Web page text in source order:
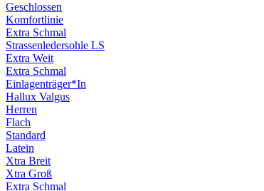
Geschlossen
Komfortlinie
Extra Schmal
Strassenledersohle LS
Extra Weit
Extra Schmal
Einlagenträger*In
Hallux Valgus
Herren
Flach
Standard
Latein
Xtra Breit
Xtra Groß
Extra Schmal